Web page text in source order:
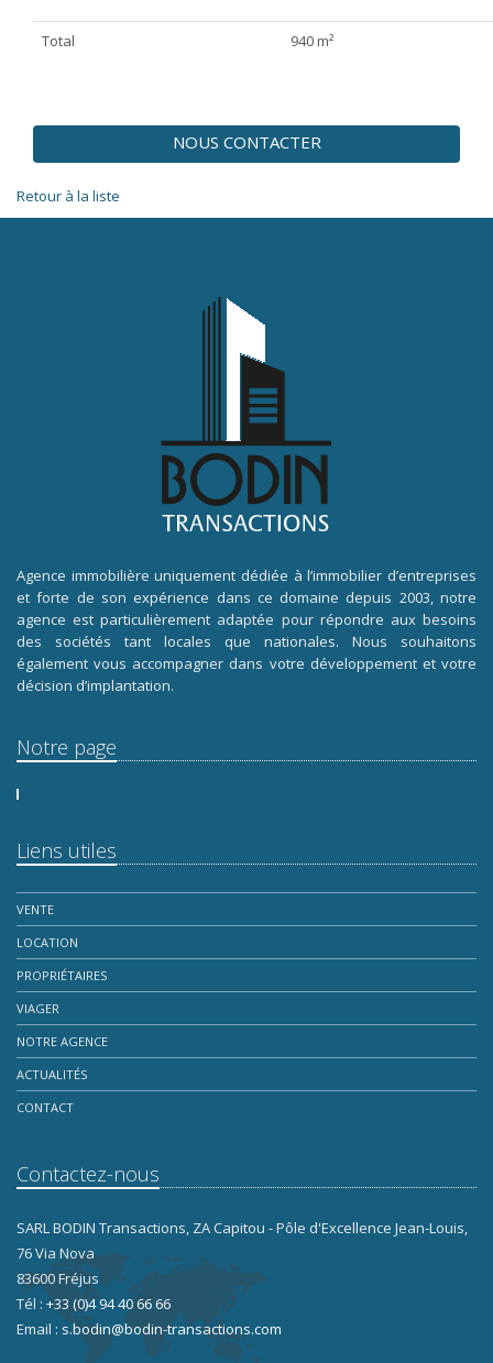
Total 940 m²
NOUS CONTACTER
Retour à la liste
Agence immobilière uniquement dédiée à l’immobilier d’entreprises
et forte de son expérience dans ce domaine depuis 2003, notre
agence est particulièrement adaptée pour répondre aux besoins
des sociétés tant locales que nationales. Nous souhaitons
également vous accompagner dans votre développement et votre
décision d’implantation.
Notre page
Liens utiles
VENTE
LOCATION
PROPRIÉTAIRES
VIAGER
NOTRE AGENCE
ACTUALITÉS
CONTACT
Contactez-nous
SARL BODIN Transactions, ZA Capitou - Pôle d'Excellence Jean-Louis,
76 Via Nova
83600 Fréjus
Tél : +33 (0)4 94 40 66 66
Email : s.bodin@bodin-transactions.com